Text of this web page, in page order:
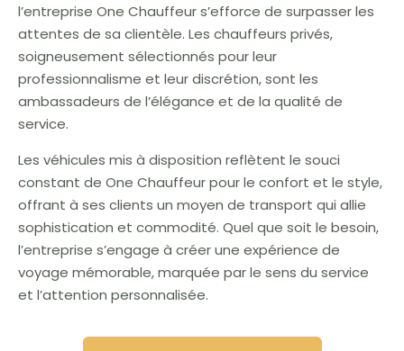
l’entreprise One Chauffeur s’efforce de surpasser les
attentes de sa clientèle. Les chauffeurs privés,
soigneusement sélectionnés pour leur
professionnalisme et leur discrétion, sont les
ambassadeurs de l’élégance et de la qualité de
service.
Les véhicules mis à disposition reflètent le souci
constant de One Chauffeur pour le confort et le style,
offrant à ses clients un moyen de transport qui allie
sophistication et commodité. Quel que soit le besoin,
l’entreprise s’engage à créer une expérience de
voyage mémorable, marquée par le sens du service
et l’attention personnalisée.